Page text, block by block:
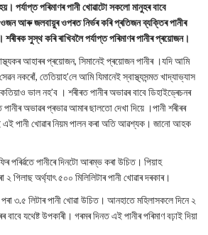
পৰ্যাপ্ত পৰিমাণৰ পানী খোৱাটো সকলো মানুহৰ বাবে
আৰু জলবায়ুৰ ওপৰত নিৰ্ভৰ কৰি প্ৰতিজন ব্যক্তিৰ পানীৰ
সুস্থ কৰি ৰাখিবলৈ পৰ্যাপ্ত পৰিমাণৰ পানীৰ প্ৰয়োজন।
আহাৰৰ প্ৰয়োজন, সিমানেই প্ৰয়োজন পানীৰ ।যদি আমি
নকৰোঁ, তেতিয়াহ’লে আমি যিমানেই স্বাস্থ্যসন্মত খাদ্যাভ্যাস
ভাল নহ’ব । শৰীৰত পানীৰ অভাৱৰ বাবে ডিহাইড্ৰেচনৰ
অভাৱৰ প্ৰভাৱ আমাৰ ছালতো দেখা দিয়ে ।পানী শৰীৰৰ
এই পানী খোৱাৰ নিয়ম পালন কৰা অতি আৱশ্যক। জানো আহক
পৰিৰ্ৱতে পানীৰে দিনটো আৰম্ভ কৰা উচিত। পিয়াহ
২ গিলাছ অৰ্থ্যাৎ ৫০০ মিলিলিটাৰ পানী খোৱাৰ দৰকাৰ।
৩.৫ লিটাৰ পানী খোৱা উচিত। আনহাতে মহিলাসকলে দিনে ২
বাবে যথেষ্ট উপকাৰী। গৰমৰ দিনত এই পানীৰ পৰিমাণ বঢ়াই দিয়া